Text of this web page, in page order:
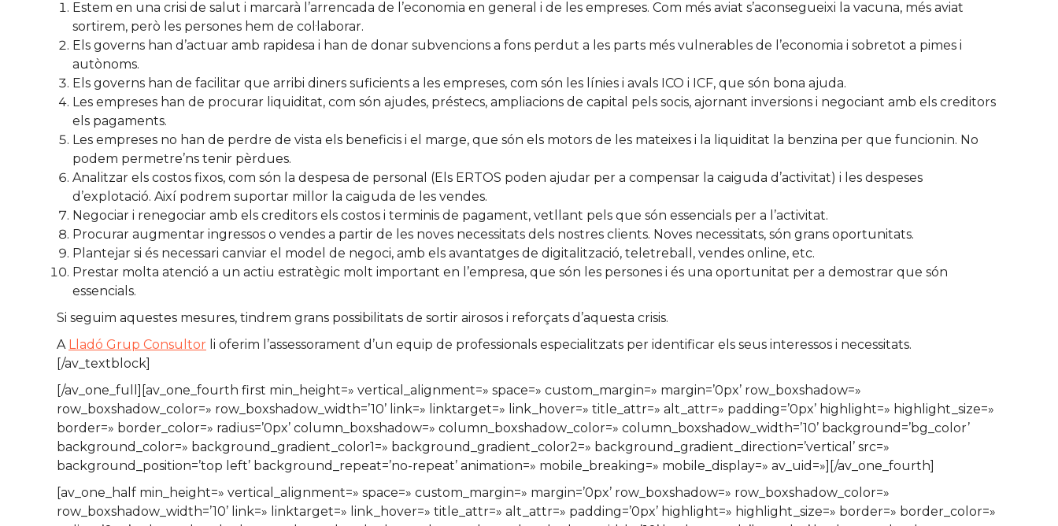
Estem en una crisi de salut i marcarà l’arrencada de l’economia en general i de les empreses. Com més aviat s’aconsegueixi la vacuna, més aviat
sortirem, però les persones hem de col·laborar.
Els governs han d’actuar amb rapidesa i han de donar subvencions a fons perdut a les parts més vulnerables de l’economia i sobretot a pimes i
autònoms.
Els governs han de facilitar que arribi diners suficients a les empreses, com són les línies i avals ICO i ICF, que són bona ajuda.
Les empreses han de procurar liquiditat, com són ajudes, préstecs, ampliacions de capital pels socis, ajornant inversions i negociant amb els creditors
els pagaments.
Les empreses no han de perdre de vista els beneficis i el marge, que són els motors de les mateixes i la liquiditat la benzina per que funcionin. No
podem permetre’ns tenir pèrdues.
Analitzar els costos fixos, com són la despesa de personal (Els ERTOS poden ajudar per a compensar la caiguda d’activitat) i les despeses
d’explotació. Així podrem suportar millor la caiguda de les vendes.
Negociar i renegociar amb els creditors els costos i terminis de pagament, vetllant pels que són essencials per a l’activitat.
Procurar augmentar ingressos o vendes a partir de les noves necessitats dels nostres clients. Noves necessitats, són grans oportunitats.
Plantejar si és necessari canviar el model de negoci, amb els avantatges de digitalització, teletreball, vendes online, etc.
Prestar molta atenció a un actiu estratègic molt important en l’empresa, que són les persones i és una oportunitat per a demostrar que són
essencials.
Si seguim aquestes mesures, tindrem grans possibilitats de sortir airosos i reforçats d’aquesta crisis.
A Lladó Grup Consultor li oferim l’assessorament d’un equip de professionals especialitzats per identificar els seus interessos i necessitats.
[/av_textblock]
[/av_one_full][av_one_fourth first min_height=» vertical_alignment=» space=» custom_margin=» margin=’0px’ row_boxshadow=»
row_boxshadow_color=» row_boxshadow_width=’10’ link=» linktarget=» link_hover=» title_attr=» alt_attr=» padding=’0px’ highlight=» highlight_size=»
border=» border_color=» radius=’0px’ column_boxshadow=» column_boxshadow_color=» column_boxshadow_width=’10’ background=’bg_color’
background_color=» background_gradient_color1=» background_gradient_color2=» background_gradient_direction=’vertical’ src=»
background_position=’top left’ background_repeat=’no-repeat’ animation=» mobile_breaking=» mobile_display=» av_uid=»][/av_one_fourth]
[av_one_half min_height=» vertical_alignment=» space=» custom_margin=» margin=’0px’ row_boxshadow=» row_boxshadow_color=»
row_boxshadow_width=’10’ link=» linktarget=» link_hover=» title_attr=» alt_attr=» padding=’0px’ highlight=» highlight_size=» border=» border_color=»